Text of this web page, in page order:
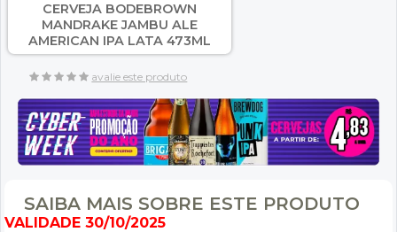
CERVEJA BODEBROWN
MANDRAKE JAMBU ALE
AMERICAN IPA LATA 473ML
avalie este produto
SAIBA MAIS SOBRE ESTE PRODUTO
VALIDADE 30/10/2025